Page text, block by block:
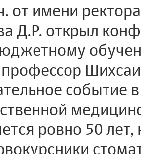
от имени
Д.Р. открыл
событие
ровно 50